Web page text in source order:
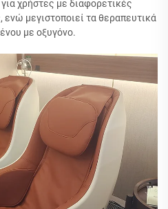
χρήστες με διαφορετικές
ενώ μεγιστοποιεί τα θεραπευτικά
με οξυγόνο.